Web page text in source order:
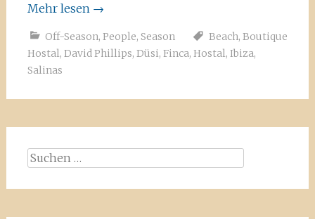
Mehr lesen →
Off-Season, People, Season Beach, Boutique
Hostal, David Phillips, Düsi, Finca, Hostal, Ibiza,
Salinas
Suchen
nach: